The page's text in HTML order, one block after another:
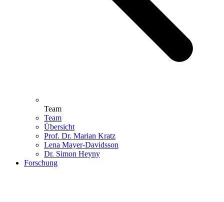
Team
Team
Übersicht
Prof. Dr. Marian Kratz
Lena Mayer-Davidsson
Dr. Simon Heyny
Forschung